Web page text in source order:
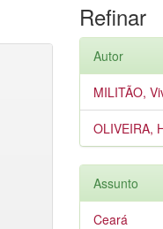
Refinar
Autor
MILITÃO,
OLIVEIRA,
Assunto
Ceará